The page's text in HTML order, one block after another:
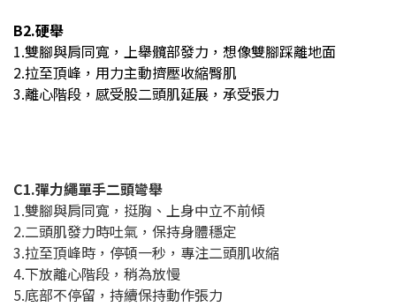
B2.硬舉
1.雙腳與肩同寬，上舉髖部發力，想像雙腳踩離地面
2.拉至頂峰，用力主動擠壓收縮臀肌
3.離心階段，感受股二頭肌延展，承受張力
C1.彈力繩單手二頭彎舉
1.雙腳與肩同寬，挺胸、上身中立不前傾
2.二頭肌發力時吐氣，保持身體穩定
3.拉至頂峰時，停頓一秒，專注二頭肌收縮
4.下放離心階段，稍為放慢
5.底部不停留，持續保持動作張力